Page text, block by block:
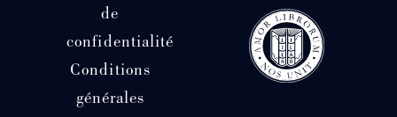
de
confidentialité
Conditions
générales